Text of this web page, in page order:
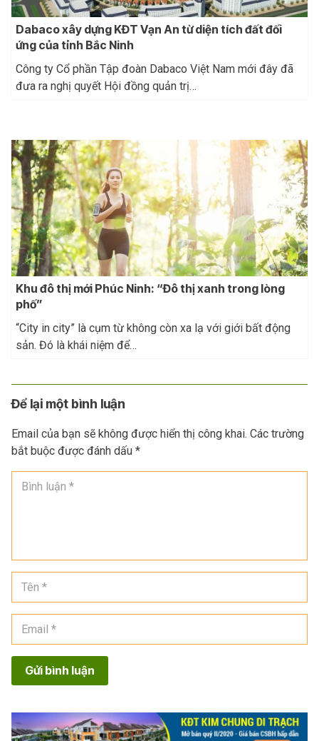
Dabaco xây dựng KĐT Vạn An từ diện tích đất đối
ứng của tỉnh Bắc Ninh
Công ty Cổ phần Tập đoàn Dabaco Việt Nam mới đây đã
đưa ra nghị quyết Hội đồng quản trị…
Khu đô thị mới Phúc Ninh: “Đô thị xanh trong lòng
phố”
“City in city” là cụm từ không còn xa lạ với giới bất động
sản. Đó là khái niệm để…
Để lại một bình luận
Email của bạn sẽ không được hiển thị công khai. Các trường
bắt buộc được đánh dấu *
Gửi bình luận